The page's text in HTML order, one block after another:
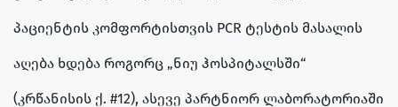
პაციენტის კომფორტისთვის PCR ტესტის მასალის
აღება ხდება როგორც „ნიუ ჰოსპიტალსში“
(კრწანისის ქ. #12), ასევე პარტნიორ ლაბორატორიაში